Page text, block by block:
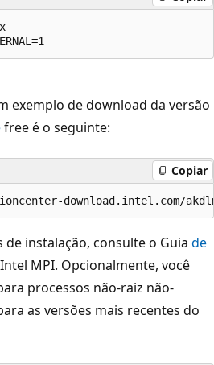
exemplo de download da versão
free é o seguinte:
Copiar
de instalação, consulte o Guia de
MPI. Opcionalmente, você
processos não-raiz não-
as versões mais recentes do